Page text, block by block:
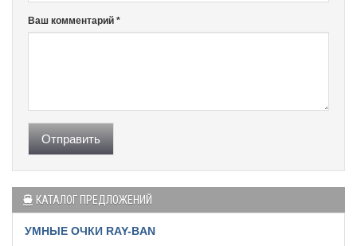
Ваш комментарий *
Отправить
КАТАЛОГ ПРЕДЛОЖЕНИЙ
УМНЫЕ ОЧКИ RAY-BAN